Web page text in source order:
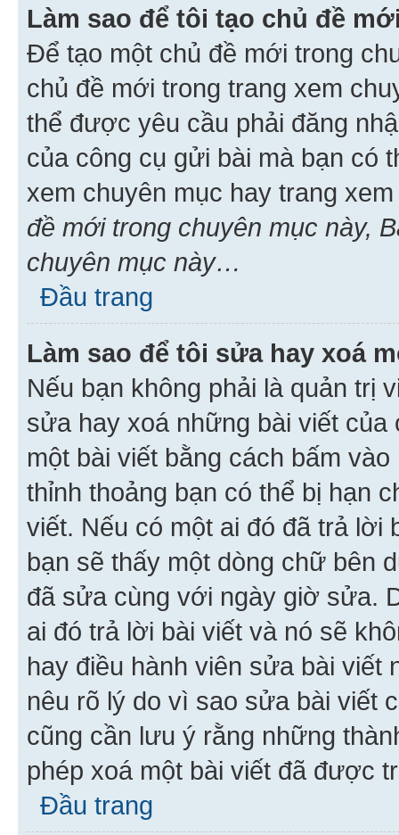
Làm sao để tôi tạo chủ đề
Để tạo một chủ đề mới trong
chủ đề mới trong trang xem
thể được yêu cầu phải đăng
của công cụ gửi bài mà bạn có
xem chuyên mục hay trang
đề mới trong chuyên mục này,
chuyên mục này…
Đầu trang
Làm sao để tôi sửa hay xoá
Nếu bạn không phải là quản trị
sửa hay xoá những bài viết
một bài viết bằng cách bấm
thỉnh thoảng bạn có thể bị hạn
viết. Nếu có một ai đó đã trả lời
bạn sẽ thấy một dòng chữ bên
đã sửa cùng với ngày giờ sửa.
ai đó trả lời bài viết và nó sẽ
hay điều hành viên sửa bài viết
nêu rõ lý do vì sao sửa bài viết
cũng cần lưu ý rằng những
phép xoá một bài viết đã được
Đầu trang